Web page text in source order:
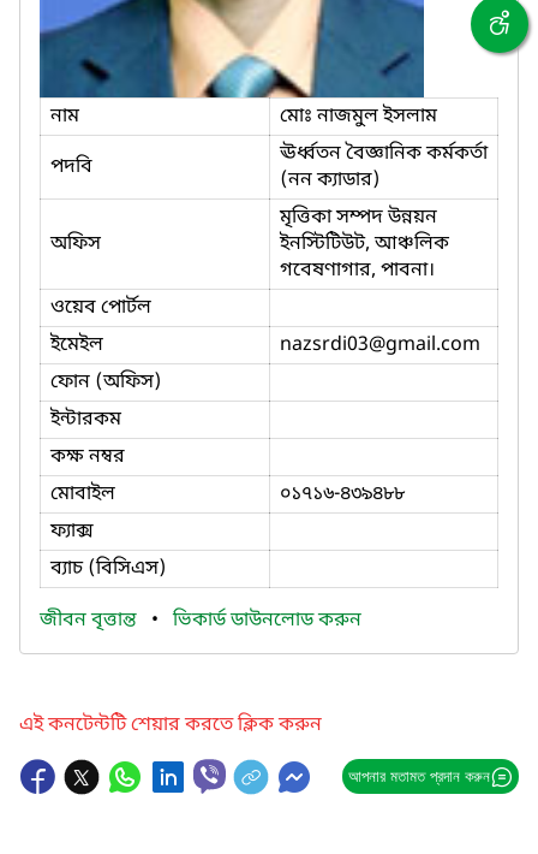
নাম
মোঃ নাজমুল ইসলাম
পদবি
ঊর্ধ্বতন বৈজ্ঞানিক কর্মকর্তা
(নন ক্যাডার)
অফিস
মৃত্তিকা সম্পদ উন্নয়ন
ইনস্টিটিউট, আঞ্চলিক
গবেষণাগার, পাবনা।
ওয়েব পোর্টল
ইমেইল
nazsrdi03@gmail.com
ফোন (অফিস)
ইন্টারকম
কক্ষ নম্বর
মোবাইল
০১৭১৬-৪৩৯৪৮৮
ফ্যাক্স
ব্যাচ (বিসিএস)
জীবন বৃত্তান্ত • ভিকার্ড ডাউনলোড করুন
এই কনটেন্টটি শেয়ার করতে ক্লিক করুন
আপনার মতামত প্রদান করুন